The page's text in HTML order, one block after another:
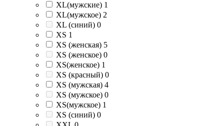
XL(мужские) 1
XL(мужское) 2
XL (синий) 0
XS 1
XS (женская) 5
XS (женское) 0
XS(женское) 1
XS (красный) 0
XS (мужская) 4
XS (мужское) 0
XS(мужское) 1
XS (синий) 0